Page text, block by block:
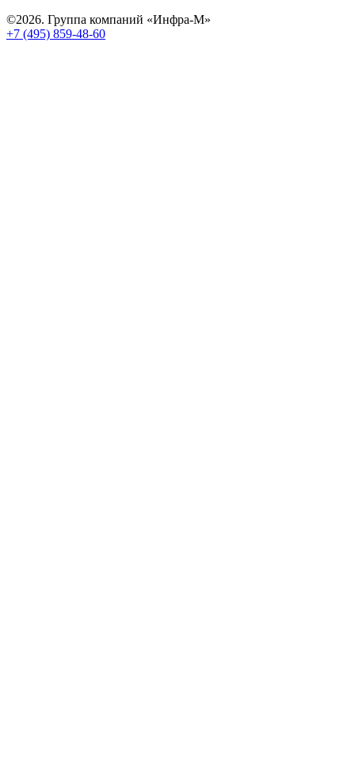
©2026. Группа компаний «Инфра-М»
+7 (495) 859-48-60